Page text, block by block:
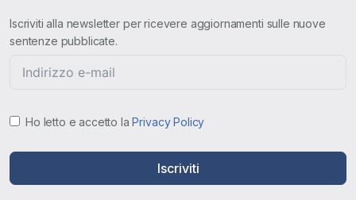
Iscriviti alla newsletter per ricevere aggiornamenti sulle nuove
sentenze pubblicate.
Ho letto e accetto laPrivacy Policy
Iscriviti